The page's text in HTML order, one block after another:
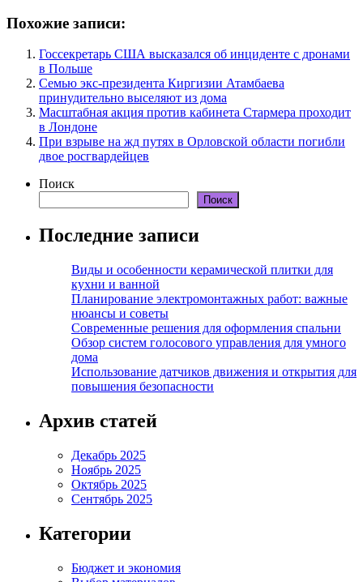
Похожие записи:
Госсекретарь США высказался об инциденте с дронами
в Польше
Семью экс-президента Киргизии Атамбаева
принудительно выселяют из дома
Масштабная акция против кабинета Стармера проходит
в Лондоне
При взрыве на жд путях в Орловской области погибли
двое росгвардейцев
Поиск
Поиск
Последние записи
Виды и особенности керамической плитки для
кухни и ванной
Планирование электромонтажных работ: важные
нюансы и советы
Современные решения для оформления спальни
Обзор систем голосового управления для умного
дома
Использование датчиков движения и открытия для
повышения безопасности
Архив статей
Декабрь 2025
Ноябрь 2025
Октябрь 2025
Сентябрь 2025
Категории
Бюджет и экономия